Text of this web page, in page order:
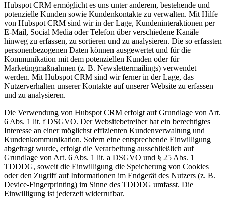
Hubspot CRM ermöglicht es uns unter anderem, bestehende und
potenzielle Kunden sowie Kundenkontakte zu verwalten. Mit Hilfe
von Hubspot CRM sind wir in der Lage, Kundeninteraktionen per
E-Mail, Social Media oder Telefon über verschiedene Kanäle
hinweg zu erfassen, zu sortieren und zu analysieren. Die so erfassten
personenbezogenen Daten können ausgewertet und für die
Kommunikation mit dem potenziellen Kunden oder für
Marketingmaßnahmen (z. B. Newslettermailings) verwendet
werden. Mit Hubspot CRM sind wir ferner in der Lage, das
Nutzerverhalten unserer Kontakte auf unserer Website zu erfassen
und zu analysieren.
Die Verwendung von Hubspot CRM erfolgt auf Grundlage von Art.
6 Abs. 1 lit. f DSGVO. Der Websitebetreiber hat ein berechtigtes
Interesse an einer möglichst effizienten Kundenverwaltung und
Kundenkommunikation. Sofern eine entsprechende Einwilligung
abgefragt wurde, erfolgt die Verarbeitung ausschließlich auf
Grundlage von Art. 6 Abs. 1 lit. a DSGVO und § 25 Abs. 1
TDDDG, soweit die Einwilligung die Speicherung von Cookies
oder den Zugriff auf Informationen im Endgerät des Nutzers (z. B.
Device-Fingerprinting) im Sinne des TDDDG umfasst. Die
Einwilligung ist jederzeit widerrufbar.